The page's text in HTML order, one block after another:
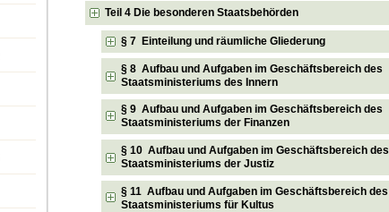
Teil 4 Die besonderen Staatsbehörden
§ 7 Einteilung und räumliche Gliederung
§ 8 Aufbau und Aufgaben im Geschäftsbereich des
Staatsministeriums des Innern
§ 9 Aufbau und Aufgaben im Geschäftsbereich des
Staatsministeriums der Finanzen
§ 10 Aufbau und Aufgaben im Geschäftsbereich des
Staatsministeriums der Justiz
§ 11 Aufbau und Aufgaben im Geschäftsbereich des
Staatsministeriums für Kultus